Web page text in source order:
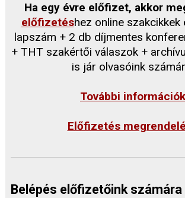
Ha egy évre előfizet, akkor
előfizetéshez online szakcikkek
lapszám + 2 db díjmentes
+ THT szakértői válaszok +
is jár olvasóink
További információk
Előfizetés
Belépés előfizetőink számára